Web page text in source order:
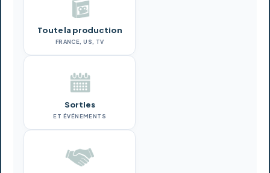
Toute la production
FRANCE, US, TV
Sorties
ET ÉVÉNEMENTS